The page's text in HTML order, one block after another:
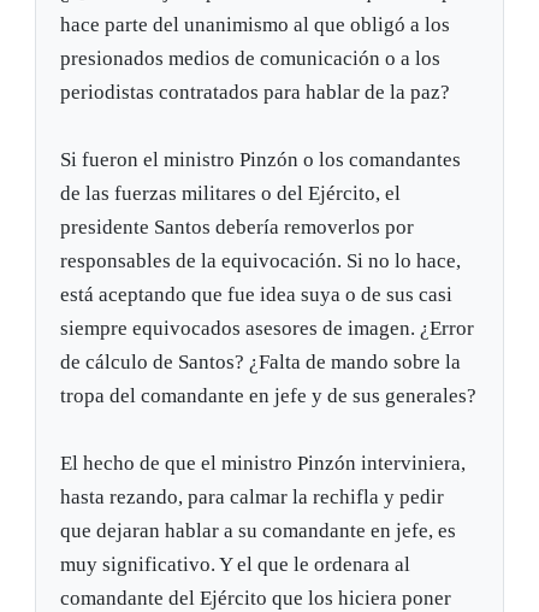
hace parte del unanimismo al que obligó a los
presionados medios de comunicación o a los
periodistas contratados para hablar de la paz?
Si fueron el ministro Pinzón o los comandantes
de las fuerzas militares o del Ejército, el
presidente Santos debería removerlos por
responsables de la equivocación. Si no lo hace,
está aceptando que fue idea suya o de sus casi
siempre equivocados asesores de imagen. ¿Error
de cálculo de Santos? ¿Falta de mando sobre la
tropa del comandante en jefe y de sus generales?
El hecho de que el ministro Pinzón interviniera,
hasta rezando, para calmar la rechifla y pedir
que dejaran hablar a su comandante en jefe, es
muy significativo. Y el que le ordenara al
comandante del Ejército que los hiciera poner